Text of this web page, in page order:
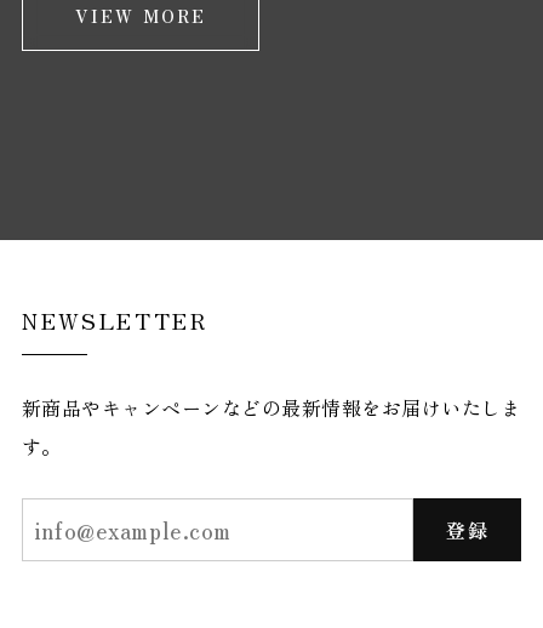
VIEW MORE
NEWSLETTER
新商品やキャンペーンなどの最新情報をお届けいたしま
す。
登録